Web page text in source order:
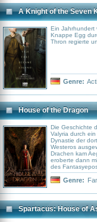
A Knight of the Seven
Ein Jahrhundert
Knappe Egg
Thron regierte
Genre:
House of the Dragon
Die Geschichte
Valyria durch
Dynastie der
Westeros
Drachen kam
eroberte dann
des
Genre:
Spartacus: House of